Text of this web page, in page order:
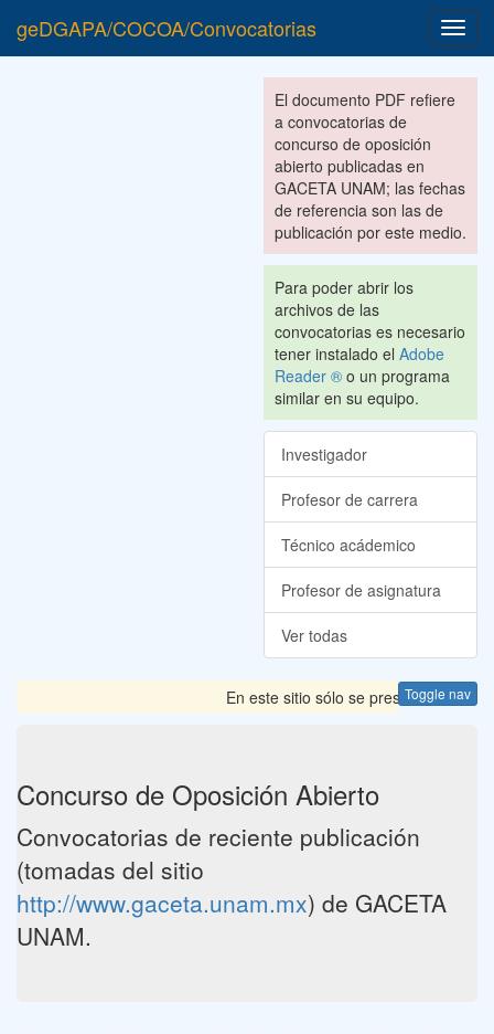
geDGAPA/COCOA/Convocatorias
El documento PDF refiere
a convocatorias de
concurso de oposición
abierto publicadas en
GACETA UNAM; las fechas
de referencia son las de
publicación por este medio.
Para poder abrir los
archivos de las
convocatorias es necesario
tener instalado el Adobe
Reader ® o un programa
similar en su equipo.
Investigador
Profesor de carrera
Técnico acádemico
Profesor de asignatura
Ver todas
Toggle nav
En este sitio sólo se presentan las
Concurso de Oposición Abierto
Convocatorias de reciente publicación
(tomadas del sitio
http://www.gaceta.unam.mx) de GACETA
UNAM.